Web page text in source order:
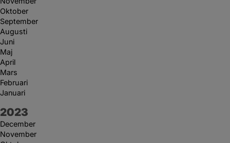
Oktober
September
Augusti
Juni
Maj
April
Mars
Februari
Januari
År:
2023
December
November